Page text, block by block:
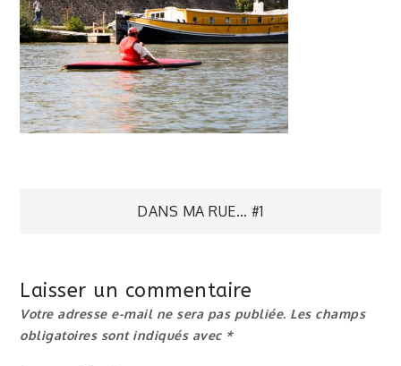
Navigation
l’article
DANS MA RUE… #1
Laisser un commentaire
Votre adresse e-mail ne sera pas publiée. Les champs
obligatoires sont indiqués avec *